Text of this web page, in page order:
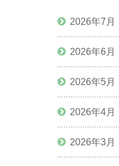
2026年7月
2026年6月
2026年5月
2026年4月
2026年3月